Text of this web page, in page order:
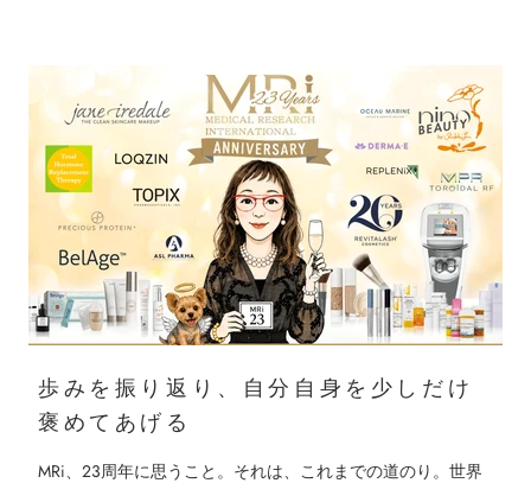
歩みを振り返り、自分自身を少しだけ
褒めてあげる
MRi、23周年に思うこと。それは、これまでの道のり。世界